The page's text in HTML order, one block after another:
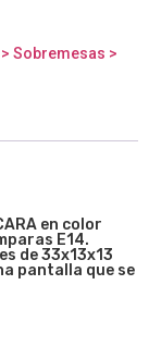
Sobremesas >
en color
E14.
de 33x13x13
pantalla que se